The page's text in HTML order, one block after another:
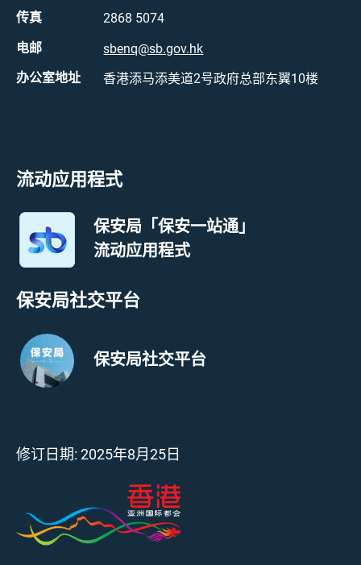
传真 2868 5074
电邮 sbenq@sb.gov.hk
办公室地址 香港添马添美道2号政府总部东翼10楼
流动应用程式
保安局「保安一站通」
流动应用程式
保安局社交平台
保安局社交平台
修订日期:2025年8月25日